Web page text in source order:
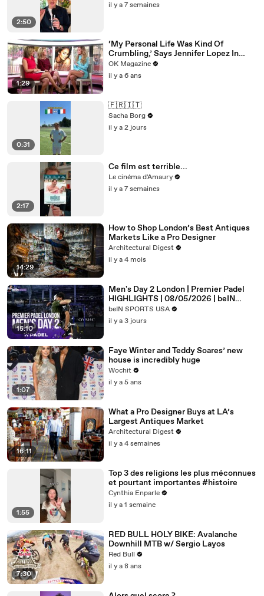
2:50
il y a 7 semaines
1:29
‘My Personal Life Was Kind Of
Crumbling,’ Says Jennifer Lopez In
REELZ Doc Detailing Her Scariest
Moment
OK Magazine
il y a 6 ans
0:31
🇫🇷🇮🇹
Sacha Borg
il y a 2 jours
2:17
Ce film est terrible...
Le cinéma d'Amaury
il y a 7 semaines
14:29
How to Shop London’s Best Antiques
Markets Like a Pro Designer
Architectural Digest
il y a 4 mois
15:10
Men's Day 2 London | Premier Padel
HIGHLIGHTS | 08/05/2026 | beIN
SPORTS USA
beIN SPORTS USA
il y a 3 jours
1:07
Faye Winter and Teddy Soares’ new
house is incredibly huge
Wochit
il y a 5 ans
16:11
What a Pro Designer Buys at LA’s
Largest Antiques Market
Architectural Digest
il y a 4 semaines
1:55
Top 3 des religions les plus méconnues
et pourtant importantes #histoire
Cynthia Enparle
il y a 1 semaine
7:30
RED BULL HOLY BIKE: Avalanche
Downhill MTB w/ Sergio Layos
Red Bull
il y a 8 ans